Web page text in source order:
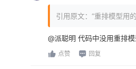
引用原文：“重排模型用
@派聪明 代码中没用重排
点赞 回复